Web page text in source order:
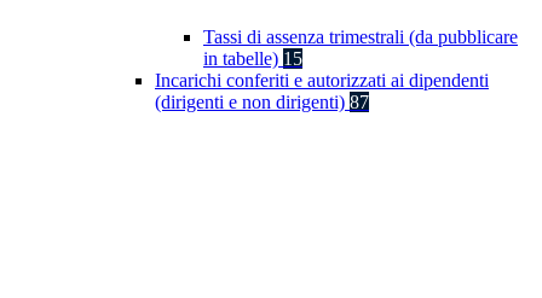
Tassi di assenza trimestrali (da pubblicare
in tabelle) 15
Incarichi conferiti e autorizzati ai dipendenti
(dirigenti e non dirigenti) 87